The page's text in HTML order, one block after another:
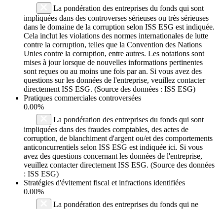
La pondération des entreprises du fonds qui sont
impliquées dans des controverses sérieuses ou très sérieuses
dans le domaine de la corruption selon ISS ESG est indiquée.
Cela inclut les violations des normes internationales de lutte
contre la corruption, telles que la Convention des Nations
Unies contre la corruption, entre autres. Les notations sont
mises à jour lorsque de nouvelles informations pertinentes
sont reçues ou au moins une fois par an. Si vous avez des
questions sur les données de l'entreprise, veuillez contacter
directement ISS ESG. (Source des données : ISS ESG)
Pratiques commerciales controversées
0.00%
La pondération des entreprises du fonds qui sont
impliquées dans des fraudes comptables, des actes de
corruption, de blanchiment d'argent ou/et des comportements
anticoncurrentiels selon ISS ESG est indiquée ici. Si vous
avez des questions concernant les données de l'entreprise,
veuillez contacter directement ISS ESG. (Source des données
: ISS ESG)
Stratégies d'évitement fiscal et infractions identifiées
0.00%
La pondération des entreprises du fonds qui ne